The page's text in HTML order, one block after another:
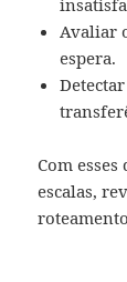
Avaliar
espera.
Com
escalas,